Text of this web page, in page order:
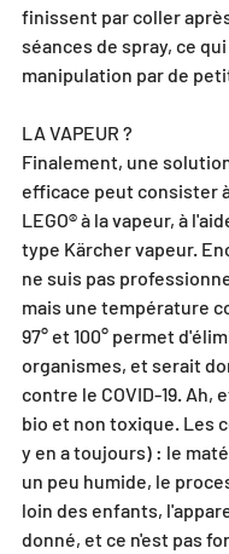
finissent par coller
séances de spray, ce
manipulation par de
LA VAPEUR ?
Finalement, une
efficace peut consister
LEGO® à la vapeur, à
type Kärcher vapeur.
ne suis pas
mais une température
97° et 100° permet
organismes, et serait
contre le COVID-19. Ah,
bio et non toxique. Les
y en a toujours) : le
un peu humide, le
loin des enfants,
donné, et ce n'est pas